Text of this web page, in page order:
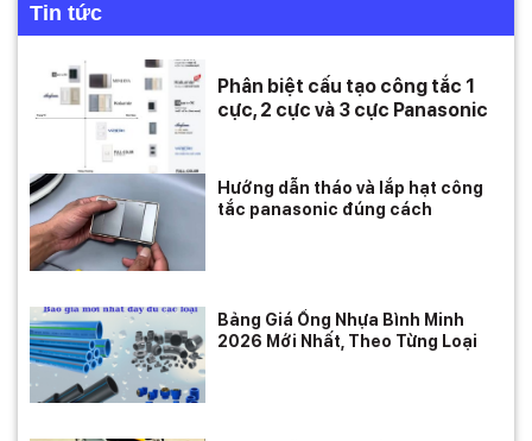
Tin tức
Phân biệt cấu tạo công tắc 1
cực, 2 cực và 3 cực Panasonic
Hướng dẫn tháo và lắp hạt công
tắc panasonic đúng cách
Bảng Giá Ống Nhựa Bình Minh
2026 Mới Nhất, Theo Từng Loại